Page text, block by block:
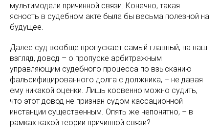
мультимодели причинной связи. Конечно, такая
ясность в судебном акте была бы весьма полезной на
будущее.
Далее суд вообще пропускает самый главный, на наш
взгляд, довод – о пропуске арбитражным
управляющим судебного процесса по взысканию
фальсифицированного долга с должника, – не давая
ему никакой оценки. Лишь косвенно можно судить,
что этот довод не признан судом кассационной
инстанции существенным. Опять же непонятно, – в
рамках какой теории причинной связи?